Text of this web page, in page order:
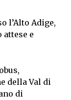
l’Alto Adige,
attese e
della Val di
di